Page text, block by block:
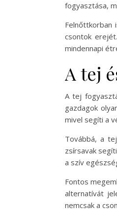
fogyasztása,
Felnőttkorban
csontok
mindennapi
A tej
A tej
gazdagok
mivel segíti a
Továbbá, a
zsírsavak
a szív
Fontos
alternatívát
nemcsak a